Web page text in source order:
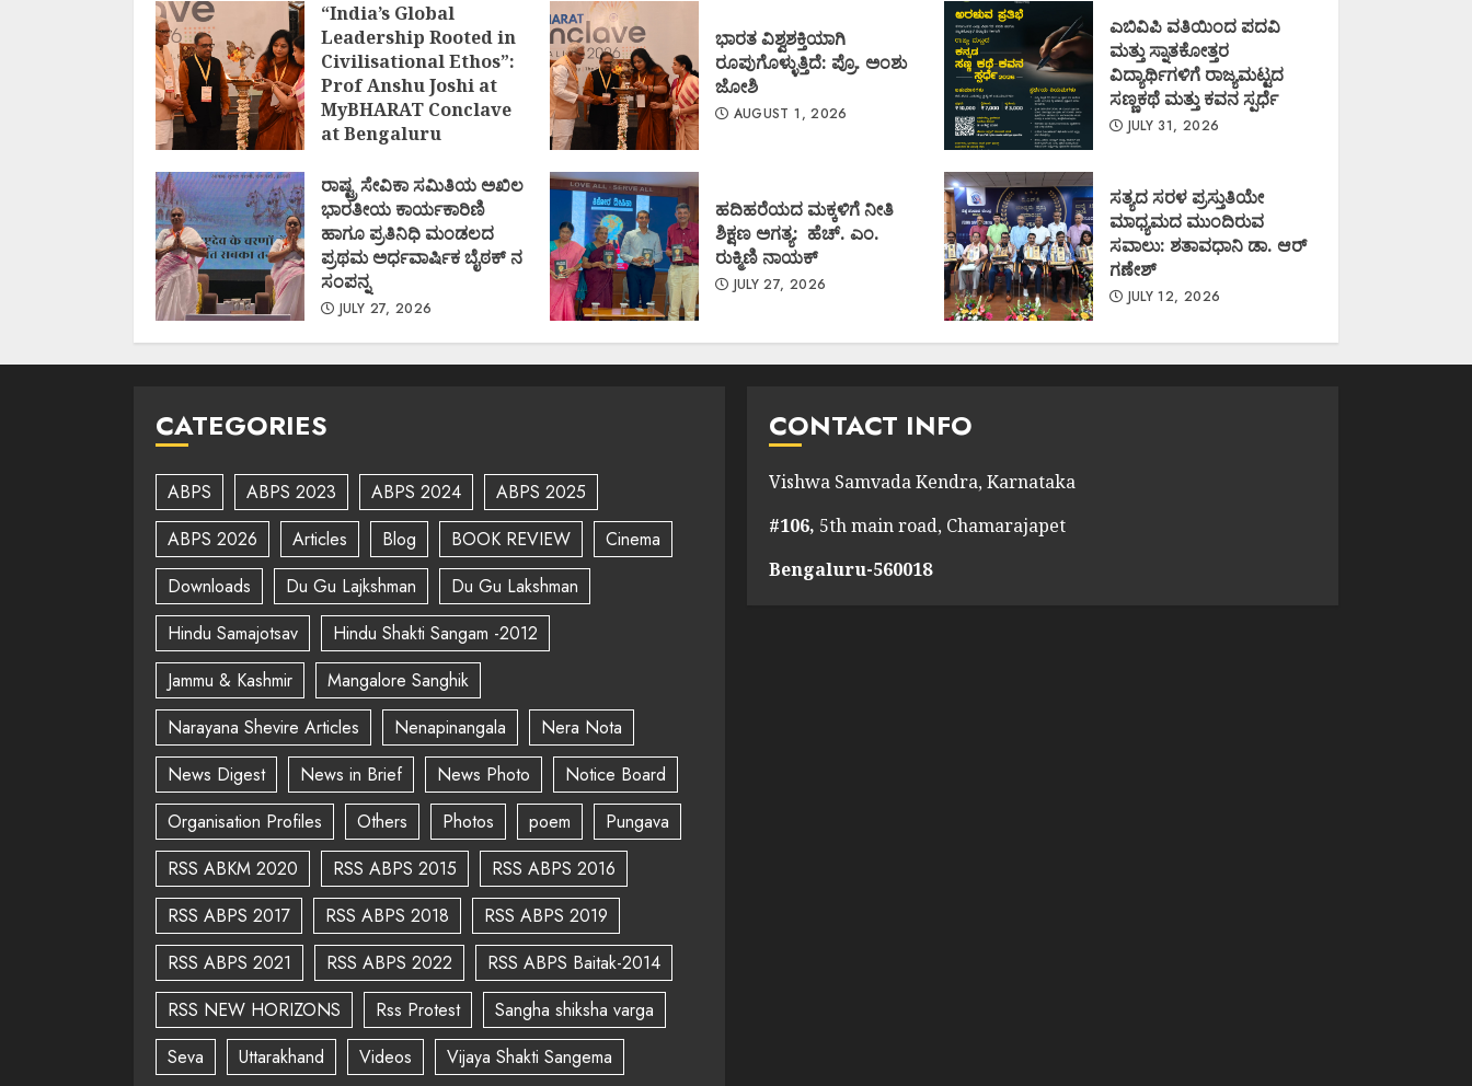
“India’s Global
Leadership Rooted in
Civilisational Ethos”:
Prof Anshu Joshi at
MyBHARAT Conclave
at Bengaluru
ಭಾರತ ವಿಶ್ವಶಕ್ತಿಯಾಗಿ
ರೂಪುಗೊಳ್ಳುತ್ತಿದೆ: ಪ್ರೊ. ಅಂಶು
ಜೋಶಿ
AUGUST 1, 2026
ಎಬಿವಿಪಿ ವತಿಯಿಂದ ಪದವಿ
ಮತ್ತು ಸ್ನಾತಕೋತ್ತರ
ವಿದ್ಯಾರ್ಥಿಗಳಿಗೆ ರಾಜ್ಯಮಟ್ಟದ
ಸಣ್ಣಕಥೆ ಮತ್ತು ಕವನ ಸ್ಪರ್ಧೆ
JULY 31, 2026
ರಾಷ್ಟ್ರ ಸೇವಿಕಾ ಸಮಿತಿಯ ಅಖಿಲ
ಭಾರತೀಯ ಕಾರ್ಯಕಾರಿಣಿ
ಹಾಗೂ ಪ್ರತಿನಿಧಿ ಮಂಡಲದ
ಪ್ರಥಮ ಅರ್ಧವಾರ್ಷಿಕ ಬೈಠಕ್ ನ
ಸಂಪನ್ನ
JULY 27, 2026
ಹದಿಹರೆಯದ ಮಕ್ಕಳಿಗೆ ನೀತಿ
ಶಿಕ್ಷಣ ಅಗತ್ಯ: ಹೆಚ್. ಎಂ.
ರುಕ್ಮಿಣಿ ನಾಯಕ್
JULY 27, 2026
ಸತ್ಯದ ಸರಳ ಪ್ರಸ್ತುತಿಯೇ
ಮಾಧ್ಯಮದ ಮುಂದಿರುವ
ಸವಾಲು: ಶತಾವಧಾನಿ ಡಾ. ಆರ್
ಗಣೇಶ್
JULY 12, 2026
CATEGORIES
ABPS ABPS 2023 ABPS 2024
ABPS 2025
ABPS 2026
Articles Blog BOOK REVIEW
Cinema
Downloads
Du Gu Lajkshman
Du Gu Lakshman
Hindu Samajotsav
Hindu Shakti Sangam -2012
Jammu & Kashmir
Mangalore Sanghik
Narayana Shevire Articles
Nenapinangala
Nera Nota
News Digest
News in Brief News Photo
Notice Board
Organisation Profiles
Others Photos poem
Pungava
RSS ABKM 2020
RSS ABPS 2015
RSS ABPS 2016
RSS ABPS 2017
RSS ABPS 2018
RSS ABPS 2019
RSS ABPS 2021
RSS ABPS 2022
RSS ABPS Baitak-2014
RSS NEW HORIZONS
Rss Protest
Sangha shiksha varga
Seva
Uttarakhand Videos Vijaya Shakti Sangema
CONTACT INFO
Vishwa Samvada Kendra, Karnataka
#106, 5th main road, Chamarajapet
Bengaluru-560018